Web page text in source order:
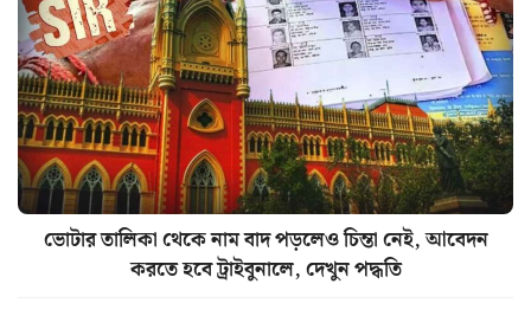
ভোটার তালিকা থেকে নাম বাদ পড়লেও চিন্তা নেই, আবেদন
করতে হবে ট্রাইবুনালে, দেখুন পদ্ধতি